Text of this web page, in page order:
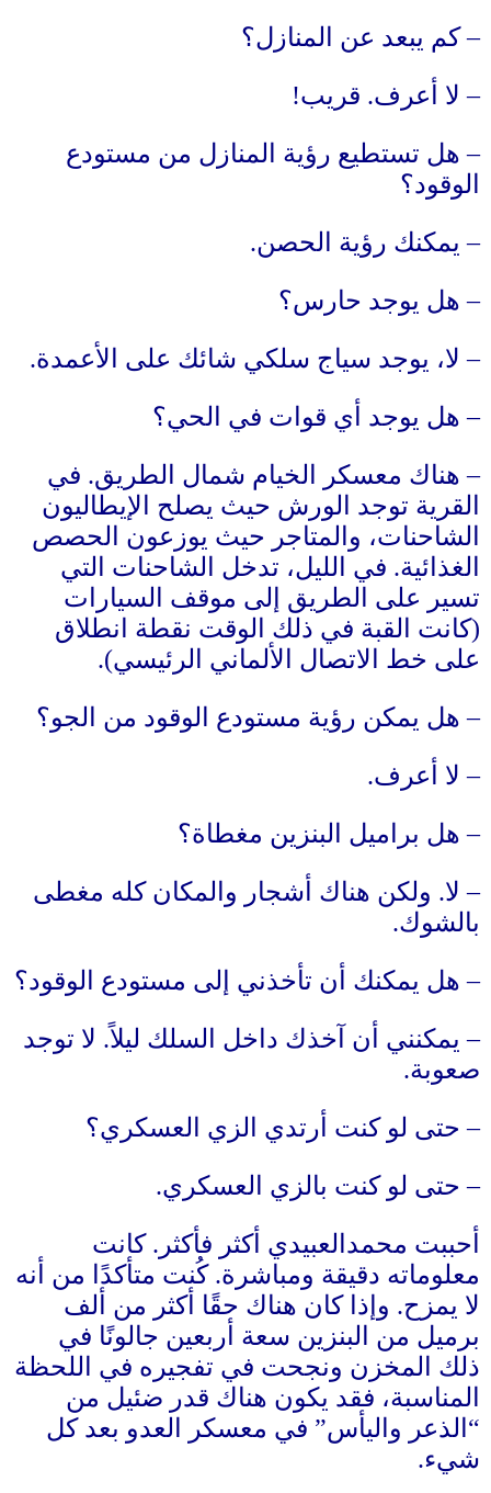
–كم يبعد عن المنازل؟
– لا أعرف. قريب!
– هل تستطيع رؤية المنازل من مستودع
الوقود؟
– يمكنك رؤية الحصن.
– هل يوجد حارس؟
– لا، يوجد سياج سلكي شائك على الأعمدة.
– هل يوجد أي قوات في الحي؟
– هناك معسكر الخيام شمال الطريق. في
القرية توجد الورش حيث يصلح الإيطاليون
الشاحنات، والمتاجر حيث يوزعون الحصص
الغذائية. في الليل، تدخل الشاحنات التي
تسير على الطريق إلى موقف السيارات
(كانت القبة في ذلك الوقت نقطة انطلاق
على خط الاتصال الألماني الرئيسي).
– هل يمكن رؤية مستودع الوقود من الجو؟
– لا أعرف.
– هل براميل البنزين مغطاة؟
– لا. ولكن هناك أشجار والمكان كله مغطى
بالشوك.
– هل يمكنك أن تأخذني إلى مستودع الوقود؟
– يمكنني أن آخذك داخل السلك ليلاً. لا توجد
صعوبة.
– حتى لو كنت أرتدي الزي العسكري؟
– حتى لو كنت بالزي العسكري.
أحببت محمدالعبيدي أكثر فأكثر .كانت
معلوماته دقيقة ومباشرة.كُنت متأكدًا من أنه
لا يمزح. وإذا كان هناك حقًا أكثر من ألف
برميل من البنزين سعة أربعين جالونًا في
ذلك المخزن ونجحت في تفجيره في اللحظة
المناسبة، فقد يكون هناك قدر ضئيل من
“ الذعر واليأس” في معسكر العدو بعد كل
شيء.